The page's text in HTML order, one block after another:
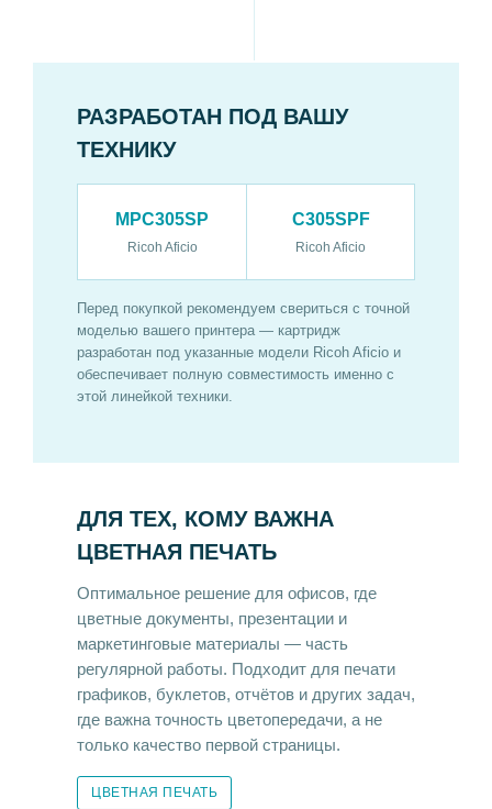
РАЗРАБОТАН ПОД ВАШУ
ТЕХНИКУ
MPC305SP
Ricoh Aficio
C305SPF
Ricoh Aficio
Перед покупкой рекомендуем свериться с точной
моделью вашего принтера — картридж
разработан под указанные модели Ricoh Aficio и
обеспечивает полную совместимость именно с
этой линейкой техники.
ДЛЯ ТЕХ, КОМУ ВАЖНА
ЦВЕТНАЯ ПЕЧАТЬ
Оптимальное решение для офисов, где
цветные документы, презентации и
маркетинговые материалы — часть
регулярной работы. Подходит для печати
графиков, буклетов, отчётов и других задач,
где важна точность цветопередачи, а не
только качество первой страницы.
ЦВЕТНАЯ ПЕЧАТЬ